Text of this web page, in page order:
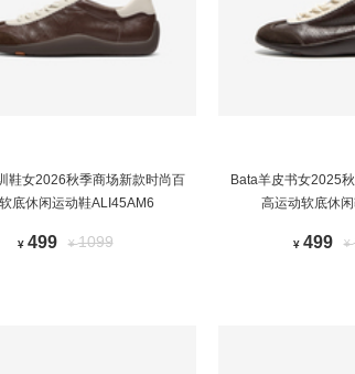
鞋女2026秋季商场新款时尚百
底休闲运动鞋ALI45AM6
¥ 499 ¥1099
Bata羊皮书女2025
高运动软底休
¥ 499 ¥